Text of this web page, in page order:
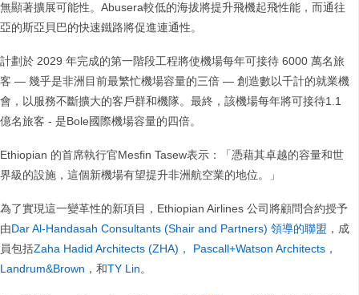
無顯著擴展可能性。Abusera較低的海拔將提升飛機起飛性能，而通往
亞的斯亞貝巴的快速鐵路將促進連通性。
計劃於 2029 年完成的第一階段工程將使機場每年可接待 6000 萬名旅
客 — 幾乎是非洲目前最繁忙機場容量的三倍 — 創造數以千計的就業機
會，以服務不斷擴大的客戶群和機隊。最終，該機場每年將可接待1.1
億名旅客 - 是Bole國際機場容量的四倍。
Ethiopian 的首席執行官Mesfin Tasew表示：「憑藉其卓越的容量和世
界級的設施，這個新機場有望提升非洲航空業的地位。」
為了實現這一變革性的新項目，Ethiopian Airlines 公司將顧問合約授予
由Dar Al-Handasah Consultants (Shair and Partners) 領導的聯盟 ，成
員包括Zaha Hadid Architects (ZHA)， Pascall+Watson Architects ，
Landrum&Brown ，和TY Lin。